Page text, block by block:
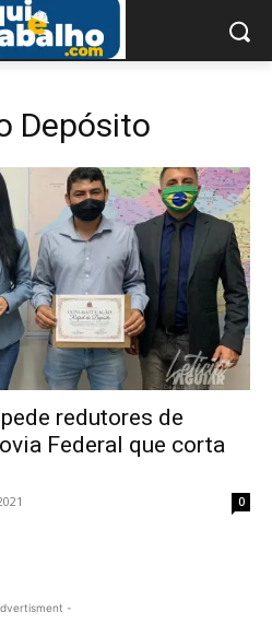
Depósito
redutores de
Federal que corta
0
-